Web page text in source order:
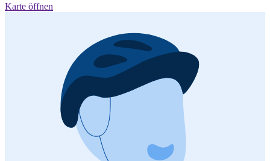
Karte öffnen